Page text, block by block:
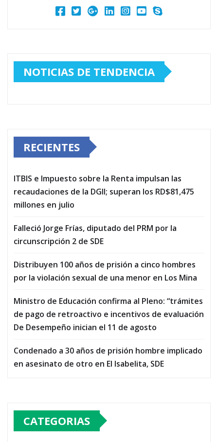
NOTICIAS DE TENDENCIA
RECIENTES
ITBIS e Impuesto sobre la Renta impulsan las
recaudaciones de la DGII; superan los RD$81,475
millones en julio
Falleció Jorge Frías, diputado del PRM por la
circunscripción 2 de SDE
Distribuyen 100 años de prisión a cinco hombres
por la violación sexual de una menor en Los Mina
Ministro de Educación confirma al Pleno: “trámites
de pago de retroactivo e incentivos de evaluación
De Desempeño inician el 11 de agosto
Condenado a 30 años de prisión hombre implicado
en asesinato de otro en El Isabelita, SDE
CATEGORIAS